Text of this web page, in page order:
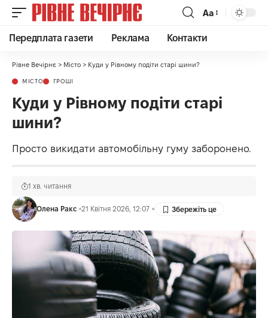
Аа
Передплата газети Реклама Контакти
Рівне Вечірнє > Місто > Куди у Рівному подіти старі шини?
МІСТО ГРОШІ
Куди у Рівному подіти старі
шини?
Просто викидати автомобільну гуму заборонено.
Олена Ракс 21 Квітня 2026, 12:07
1 хв. читання